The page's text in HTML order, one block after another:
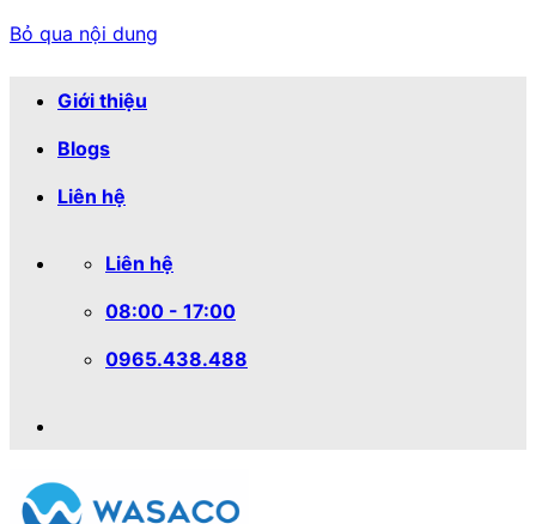
Bỏ qua nội dung
Giới thiệu
Blogs
Liên hệ
Liên hệ
08:00 - 17:00
0965.438.488